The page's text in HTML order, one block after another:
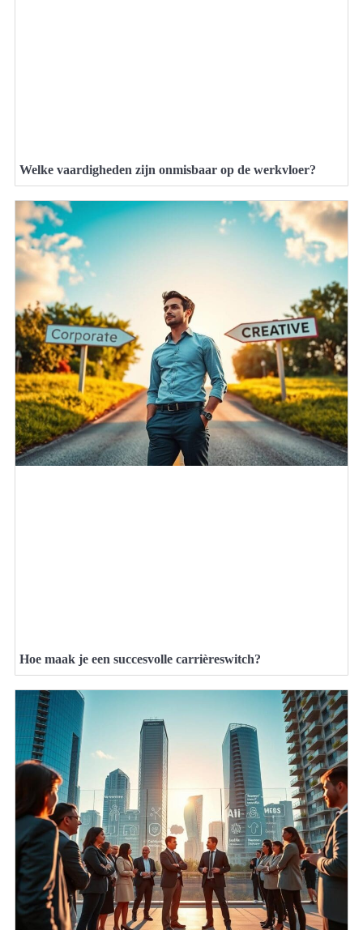
Welke vaardigheden zijn onmisbaar op de werkvloer?
Hoe maak je een succesvolle carrièreswitch?